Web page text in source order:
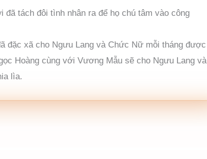
tách đôi tình nhân ra để họ chú tâm vào công
đặc xã cho Ngưu Lang và Chức Nữ mỗi tháng được
Hoàng cùng với Vương Mẫu sẽ cho Ngưu Lang và
lìa.